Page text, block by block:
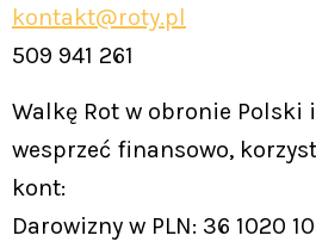
kontakt@roty.pl
509 941 261
Walkę Rot w obronie Polski
wesprzeć finansowo,
kont:
Darowizny w PLN: 36 1020